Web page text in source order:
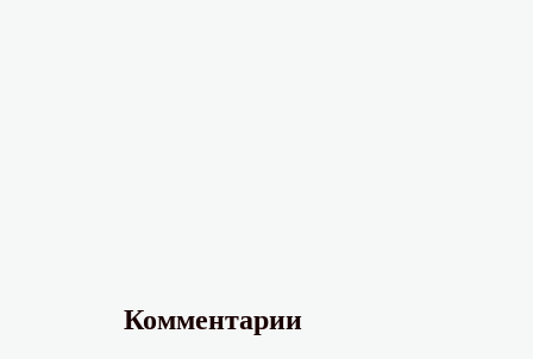
Комментарии